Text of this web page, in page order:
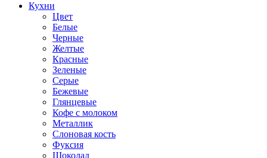
Кухни
Цвет
Белые
Черные
Желтые
Красные
Зеленые
Серые
Бежевые
Глянцевые
Кофе с молоком
Металлик
Слоновая кость
Фуксия
Шоколад